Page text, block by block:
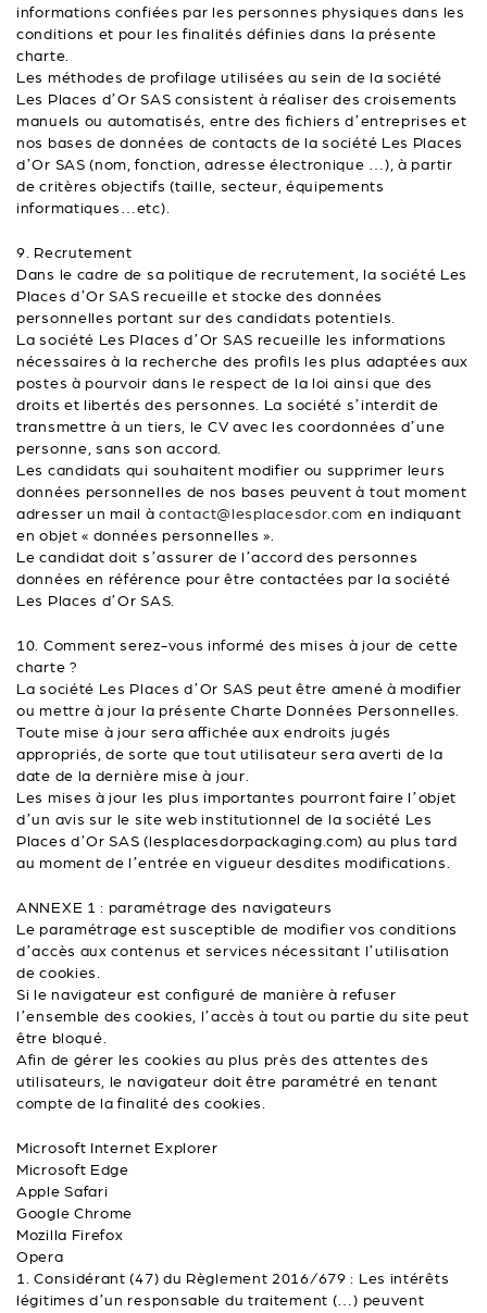
informations confiées par les personnes physiques dans les
conditions et pour les finalités définies dans la présente
charte.
Les méthodes de profilage utilisées au sein de la société
Les Places d’Or SAS consistent à réaliser des croisements
manuels ou automatisés, entre des fichiers d’entreprises et
nos bases de données de contacts de la société Les Places
d’Or SAS (nom, fonction, adresse électronique …), à partir
de critères objectifs (taille, secteur, équipements
informatiques…etc).
9. Recrutement
Dans le cadre de sa politique de recrutement, la société Les
Places d’Or SAS recueille et stocke des données
personnelles portant sur des candidats potentiels.
La société Les Places d’Or SAS recueille les informations
nécessaires à la recherche des profils les plus adaptées aux
postes à pourvoir dans le respect de la loi ainsi que des
droits et libertés des personnes. La société s’interdit de
transmettre à un tiers, le CV avec les coordonnées d’une
personne, sans son accord.
Les candidats qui souhaitent modifier ou supprimer leurs
données personnelles de nos bases peuvent à tout moment
adresser un mail àcontact@lesplacesdor.com en indiquant
en objet « données personnelles ».
Le candidat doit s’assurer de l’accord des personnes
données en référence pour être contactées par la société
Les Places d’Or SAS.
10. Comment serez-vous informé des mises à jour de cette
charte ?
La société Les Places d’Or SAS peut être amené à modifier
ou mettre à jour la présente Charte Données Personnelles.
Toute mise à jour sera affichée aux endroits jugés
appropriés, de sorte que tout utilisateur sera averti de la
date de la dernière mise à jour.
Les mises à jour les plus importantes pourront faire l’objet
d’un avis sur le site web institutionnel de la société Les
Places d’Or SAS (lesplacesdorpackaging.com) au plus tard
au moment de l’entrée en vigueur desdites modifications.
ANNEXE 1 : paramétrage des navigateurs
Le paramétrage est susceptible de modifier vos conditions
d’accès aux contenus et services nécessitant l’utilisation
de cookies.
Si le navigateur est configuré de manière à refuser
l’ensemble des cookies, l’accès à tout ou partie du site peut
être bloqué.
Afin de gérer les cookies au plus près des attentes des
utilisateurs, le navigateur doit être paramétré en tenant
compte de la finalité des cookies.
Microsoft Internet Explorer
Microsoft Edge
Apple Safari
Google Chrome
Mozilla Firefox
Opera
1. Considérant (47) du Règlement 2016/679 : Les intérêts
légitimes d’un responsable du traitement (…) peuvent